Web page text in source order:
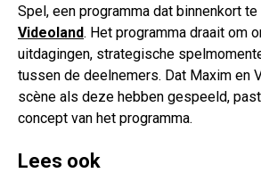
Spel, een programma dat binnenkort
Videoland. Het programma draait om
uitdagingen, strategische
tussen de deelnemers. Dat Maxim en
scène als deze hebben gespeeld,
concept van het programma.
Lees ook